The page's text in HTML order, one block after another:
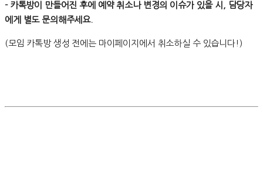
- 카톡방이 만들어진 후에 예약 취소나 변경의 이슈가 있을 시, 담당자
에게 별도 문의해주세요.
(모임 카톡방 생성 전에는 마이페이지에서 취소하실 수 있습니다!)